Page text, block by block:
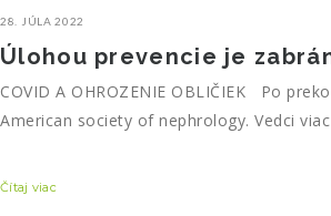
28. JÚLA 2022
Úlohou prevencie je
COVID A OHROZENIE OBLIČIEK Po
American society of nephrology. Vedci
Čítaj viac